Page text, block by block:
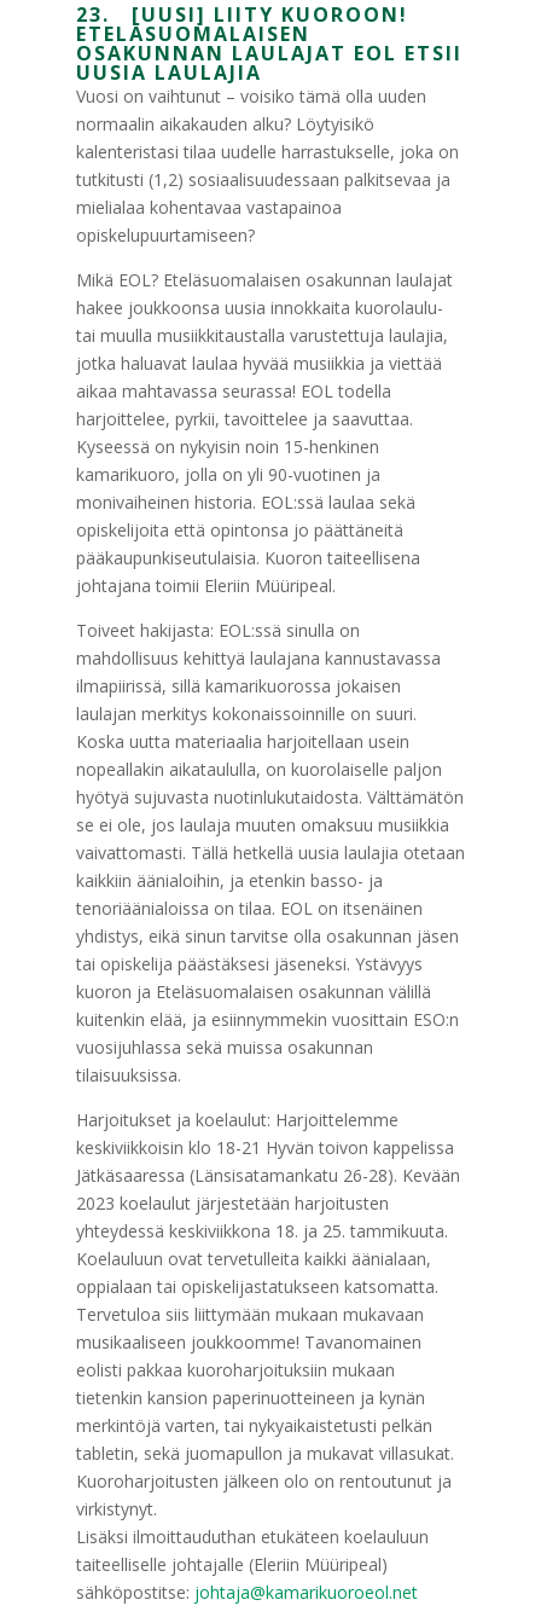
23. [UUSI] LIITY KUOROON!
ETELÄSUOMALAISEN
OSAKUNNAN LAULAJAT EOL ETSII
UUSIA LAULAJIA
Vuosi on vaihtunut – voisiko tämä olla uuden
normaalin aikakauden alku? Löytyisikö
kalenteristasi tilaa uudelle harrastukselle, joka on
tutkitusti (1,2) sosiaalisuudessaan palkitsevaa ja
mielialaa kohentavaa vastapainoa
opiskelupuurtamiseen?
Mikä EOL? Eteläsuomalaisen osakunnan laulajat
hakee joukkoonsa uusia innokkaita kuorolaulu-
tai muulla musiikkitaustalla varustettuja laulajia,
jotka haluavat laulaa hyvää musiikkia ja viettää
aikaa mahtavassa seurassa! EOL todella
harjoittelee, pyrkii, tavoittelee ja saavuttaa.
Kyseessä on nykyisin noin 15-henkinen
kamarikuoro, jolla on yli 90-vuotinen ja
monivaiheinen historia. EOL:ssä laulaa sekä
opiskelijoita että opintonsa jo päättäneitä
pääkaupunkiseutulaisia. Kuoron taiteellisena
johtajana toimii Eleriin Müüripeal.
Toiveet hakijasta: EOL:ssä sinulla on
mahdollisuus kehittyä laulajana kannustavassa
ilmapiirissä, sillä kamarikuorossa jokaisen
laulajan merkitys kokonaissoinnille on suuri.
Koska uutta materiaalia harjoitellaan usein
nopeallakin aikataululla, on kuorolaiselle paljon
hyötyä sujuvasta nuotinlukutaidosta. Välttämätön
se ei ole, jos laulaja muuten omaksuu musiikkia
vaivattomasti. Tällä hetkellä uusia laulajia otetaan
kaikkiin äänialoihin, ja etenkin basso- ja
tenoriäänialoissa on tilaa. EOL on itsenäinen
yhdistys, eikä sinun tarvitse olla osakunnan jäsen
tai opiskelija päästäksesi jäseneksi. Ystävyys
kuoron ja Eteläsuomalaisen osakunnan välillä
kuitenkin elää, ja esiinnymmekin vuosittain ESO:n
vuosijuhlassa sekä muissa osakunnan
tilaisuuksissa.
Harjoitukset ja koelaulut: Harjoittelemme
keskiviikkoisin klo 18-21 Hyvän toivon kappelissa
Jätkäsaaressa (Länsisatamankatu 26-28). Kevään
2023 koelaulut järjestetään harjoitusten
yhteydessä keskiviikkona 18. ja 25. tammikuuta.
Koelauluun ovat tervetulleita kaikki äänialaan,
oppialaan tai opiskelijastatukseen katsomatta.
Tervetuloa siis liittymään mukaan mukavaan
musikaaliseen joukkoomme! Tavanomainen
eolisti pakkaa kuoroharjoituksiin mukaan
tietenkin kansion paperinuotteineen ja kynän
merkintöjä varten, tai nykyaikaistetusti pelkän
tabletin, sekä juomapullon ja mukavat villasukat.
Kuoroharjoitusten jälkeen olo on rentoutunut ja
virkistynyt.
Lisäksi ilmoittauduthan etukäteen koelauluun
taiteelliselle johtajalle (Eleriin Müüripeal)
sähköpostitse: johtaja@kamarikuoroeol.net